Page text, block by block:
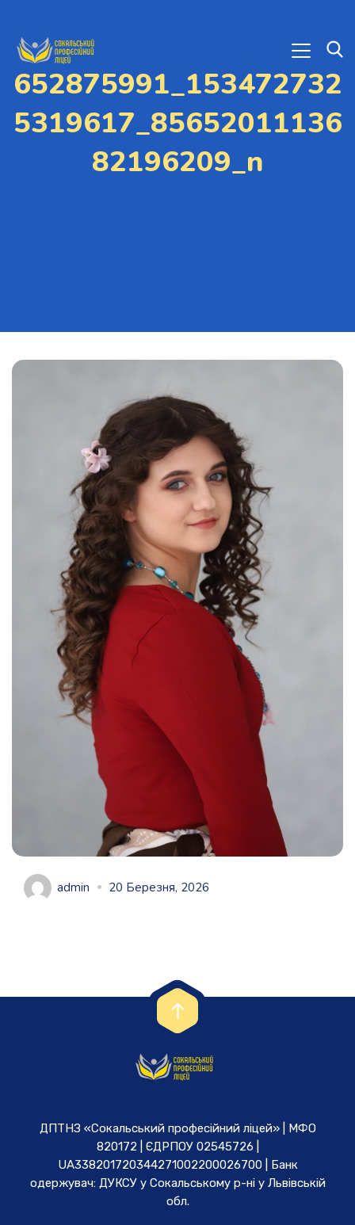
652875991_153472732
5319617_85652011136
82196209_n
admin 20 Березня, 2026
ДПТНЗ «Сокальський професійний ліцей» | МФО
820172 | ЄДРПОУ 02545726 |
UA338201720344271002200026700 | Банк
одержувач: ДУКСУ у Cокальському р-ні у Львівській
обл.